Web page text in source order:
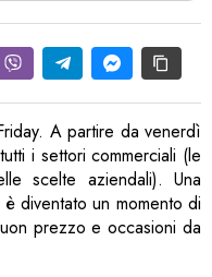
A partire da venerdì
i settori commerciali (le
scelte aziendali). Una
diventato un momento di
prezzo e occasioni da